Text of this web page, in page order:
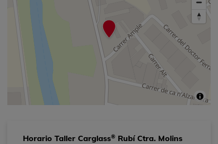
Horario Taller Carglass® Rubí Ctra. Molins